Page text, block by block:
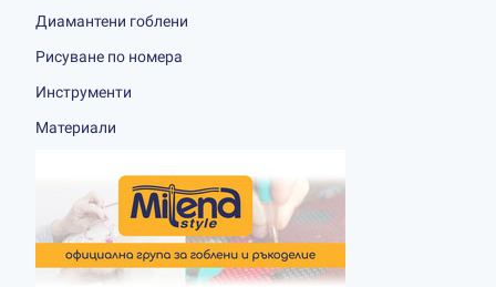
Диамантени гоблени
Рисуване по номера
Инструменти
Материали